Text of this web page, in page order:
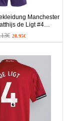
Manchester
de Ligt #4
2025-26 Kurzarm (+
hosen)
28.95€